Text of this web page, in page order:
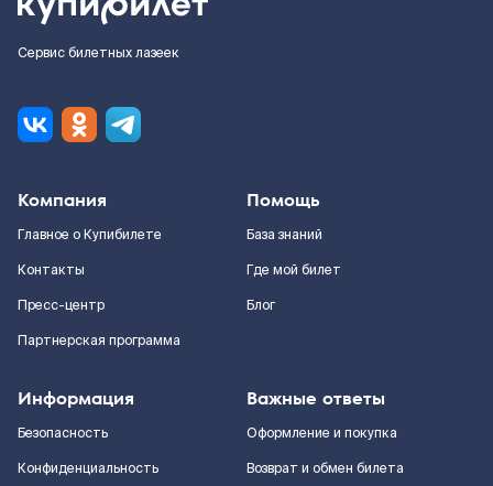
Сервис билетных лазеек
Компания
Главное о Купибилете
Контакты
Пресс-центр
Партнерская программа
Помощь
База знаний
Где мой билет
Блог
Информация
Безопасность
Конфиденциальность
Важные ответы
Оформление и покупка
Возврат и обмен билета